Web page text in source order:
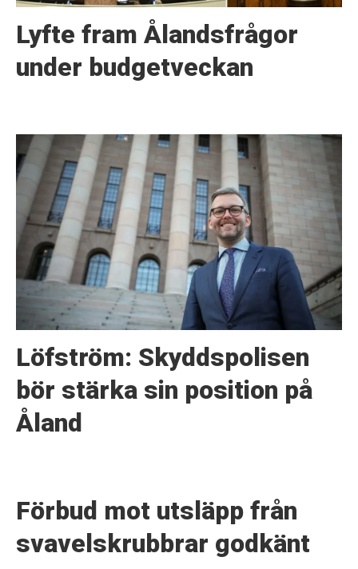
Lyfte fram Ålandsfrågor
under budgetveckan
Löfström: Skyddspolisen
bör stärka sin position på
Åland
Förbud mot utsläpp från
svavelskrubbrar godkänt